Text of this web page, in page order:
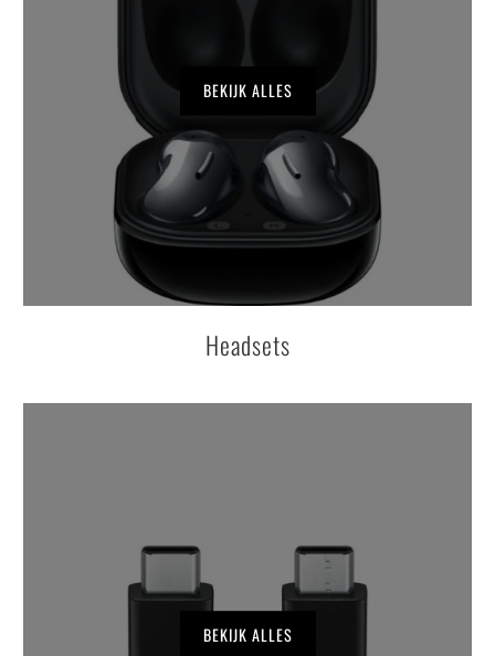
BEKIJK ALLES
Headsets
BEKIJK ALLES